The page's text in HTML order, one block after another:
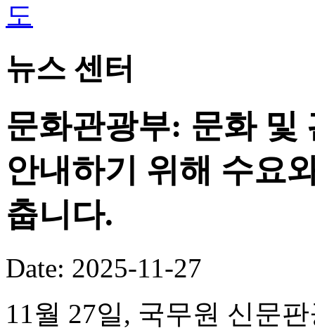
뉴스 센터
문화관광부: 문화 및
안내하기 위해 수요
춥니다.
Date: 2025-11-27
11월 27일, 국무원 신문